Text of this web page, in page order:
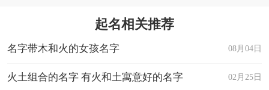
起名相关推荐
08月04日
名字带木和火的女孩名字
02月25日
火土组合的名字 有火和土寓意好的名字